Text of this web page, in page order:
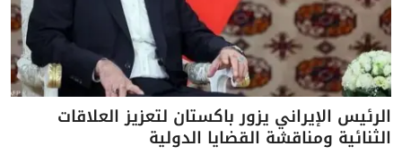
الرئيس الإيراني يزور باكستان لتعزيز العلاقات
الثنائية ومناقشة القضايا الدولية